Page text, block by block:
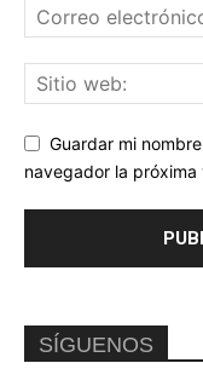
Guardar mi
navegador la
SÍGUENOS